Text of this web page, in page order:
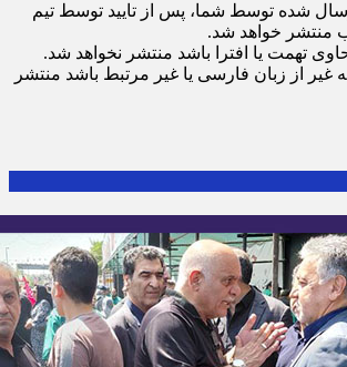
شده توسط شما، پس از تایید توسط تیم
منتشر خواهد شد.
تهمت یا افترا باشد منتشر نخواهد شد.
غیر از زبان فارسی یا غیر مرتبط باشد منتشر